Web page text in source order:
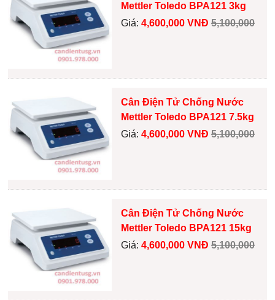
Mettler Toledo BPA121 3kg
Giá: 4,600,000 VNĐ 5,100,000
Cân Điện Tử Chống Nước
Mettler Toledo BPA121 7.5kg
Giá: 4,600,000 VNĐ 5,100,000
Cân Điện Tử Chống Nước
Mettler Toledo BPA121 15kg
Giá: 4,600,000 VNĐ 5,100,000